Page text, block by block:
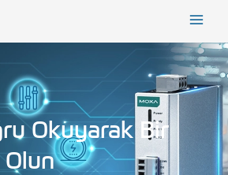
Okuyarak Bir
Olun